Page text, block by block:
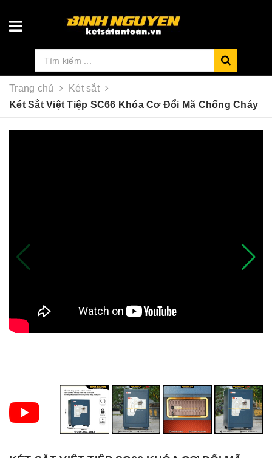
Trang chủ
Két sắt
Két Sắt Việt Tiệp SC66 Khóa Cơ Đổi Mã Chống Cháy